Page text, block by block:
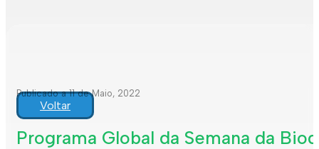
Publicado a 11 de Maio, 2022
Voltar
Programa Global da Semana da